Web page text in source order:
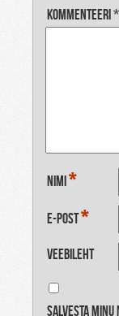
Kommenteeri*
Nimi*
E-post*
Veebileht
Salvesta